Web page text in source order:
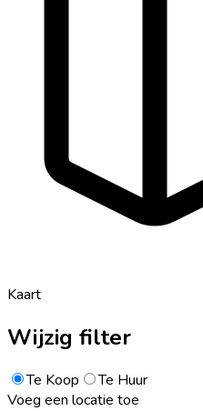
Kaart
Wijzig filter
Te Koop
Te Huur
Voeg een locatie toe